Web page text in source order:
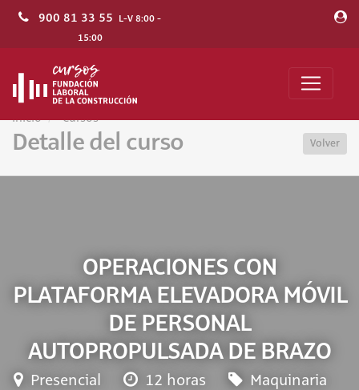
900 81 33 55 L-V 8:00 -
15:00
Inicio Cursos
Detalle del curso Volver
OPERACIONES CON
PLATAFORMA ELEVADORA MÓVIL
DE PERSONAL
AUTOPROPULSADA DE BRAZO
Presencial 12 horas Maquinaria